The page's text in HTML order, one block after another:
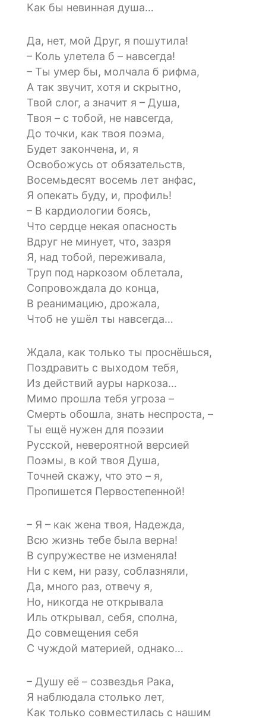
Как бы невинная душа…
Да, нет, мой Друг, я пошутила!
– Коль улетела б – навсегда!
– Ты умер бы, молчала б рифма,
А так звучит, хотя и скрытно,
Твой слог, а значит я – Душа,
Твоя – с тобой, не навсегда,
До точки, как твоя поэма,
Будет закончена, и, я
Освобожусь от обязательств,
Восемьдесят восемь лет анфас,
Я опекать буду, и, профиль!
– В кардиологии боясь,
Что сердце некая опасность
Вдруг не минует, что, зазря
Я, над тобой, переживала,
Труп под наркозом облетала,
Сопровождала до конца,
В реанимацию, дрожала,
Чтоб не ушёл ты навсегда…
Ждала, как только ты проснёшься,
Поздравить с выходом тебя,
Из действий ауры наркоза…
Мимо прошла тебя угроза –
Смерть обошла, знать неспроста, –
Ты ещё нужен для поэзии
Русской, невероятной версией
Поэмы, в кой твоя Душа,
Точней скажу, что это – я,
Пропишется Первостепенной!
– Я – как жена твоя, Надежда,
Всю жизнь тебе была верна!
В супружестве не изменяла!
Ни с кем, ни разу, соблазняли,
Да, много раз, отвечу я,
Но, никогда не открывала
Иль открывал, себя, сполна,
До совмещения себя
С чуждой материей, однако…
– Душу её – созвездья Рака,
Я наблюдала столько лет,
Как только совместилась с нашим